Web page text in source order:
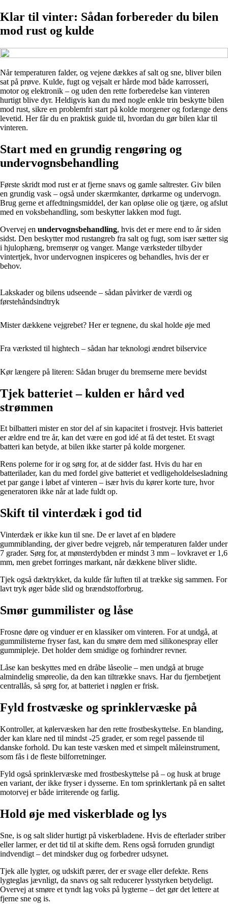
Klar til vinter: Sådan forbereder du bilen
mod rust og kulde
Når temperaturen falder, og vejene dækkes af salt og sne, bliver bilen
sat på prøve. Kulde, fugt og vejsalt er hårde mod både karrosseri,
motor og elektronik – og uden den rette forberedelse kan vinteren
hurtigt blive dyr. Heldigvis kan du med nogle enkle trin beskytte bilen
mod rust, sikre en problemfri start på kolde morgener og forlænge dens
levetid. Her får du en praktisk guide til, hvordan du gør bilen klar til
vinteren.
Start med en grundig rengøring og
undervognsbehandling
Første skridt mod rust er at fjerne snavs og gamle saltrester. Giv bilen
en grundig vask – også under skærmkanter, dørkarme og undervogn.
Brug gerne et affedtningsmiddel, der kan opløse olie og tjære, og afslut
med en voksbehandling, som beskytter lakken mod fugt.
Overvej en undervognsbehandling, hvis det er mere end to år siden
sidst. Den beskytter mod rustangreb fra salt og fugt, som især sætter sig
i hjulophæng, bremserør og vanger. Mange værksteder tilbyder
vintertjek, hvor undervognen inspiceres og behandles, hvis der er
behov.
Lakskader og bilens udseende – sådan påvirker de værdi og
førstehåndsindtryk
Mister dækkene vejgrebet? Her er tegnene, du skal holde øje med
Fra værksted til hightech – sådan har teknologi ændret bilservice
Kør længere på literen: Sådan bruger du bremserne mere bevidst
Tjek batteriet – kulden er hård ved
strømmen
Et bilbatteri mister en stor del af sin kapacitet i frostvejr. Hvis batteriet
er ældre end tre år, kan det være en god idé at få det testet. Et svagt
batteri kan betyde, at bilen ikke starter på kolde morgener.
Rens polerne for ir og sørg for, at de sidder fast. Hvis du har en
batterilader, kan du med fordel give batteriet et vedligeholdelsesladning
et par gange i løbet af vinteren – især hvis du kører korte ture, hvor
generatoren ikke når at lade fuldt op.
Skift til vinterdæk i god tid
Vinterdæk er ikke kun til sne. De er lavet af en blødere
gummiblanding, der giver bedre vejgreb, når temperaturen falder under
7 grader. Sørg for, at mønsterdybden er mindst 3 mm – lovkravet er 1,6
mm, men grebet forringes markant, når dækkene bliver slidte.
Tjek også dæktrykket, da kulde får luften til at trække sig sammen. For
lavt tryk øger både slid og brændstofforbrug.
Smør gummilister og låse
Frosne døre og vinduer er en klassiker om vinteren. For at undgå, at
gummilisterne fryser fast, kan du smøre dem med silikonespray eller
gummipleje. Det holder dem smidige og forhindrer revner.
Låse kan beskyttes med en dråbe låseolie – men undgå at bruge
almindelig smøreolie, da den kan tiltrække snavs. Har du fjernbetjent
centrallås, så sørg for, at batteriet i nøglen er frisk.
Fyld frostvæske og sprinklervæske på
Kontroller, at kølervæsken har den rette frostbeskyttelse. En blanding,
der kan klare ned til mindst -25 grader, er som regel passende til
danske forhold. Du kan teste væsken med et simpelt måleinstrument,
som fås i de fleste bilforretninger.
Fyld også sprinklervæske med frostbeskyttelse på – og husk at bruge
en variant, der ikke fryser i dysserne. En tom sprinklertank på en saltet
motorvej er både irriterende og farlig.
Hold øje med viskerblade og lys
Sne, is og salt slider hurtigt på viskerbladene. Hvis de efterlader striber
eller larmer, er det tid til at skifte dem. Rens også forruden grundigt
indvendigt – det mindsker dug og forbedrer udsynet.
Tjek alle lygter, og udskift pærer, der er svage eller defekte. Rens
lygteglas jævnligt, da snavs og salt reducerer lysstyrken betydeligt.
Overvej at smøre et tyndt lag voks på lygterne – det gør det lettere at
fjerne sne og is.